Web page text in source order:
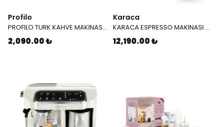
Profilo
PROFILO TURK KAHVE MAKINASI TKP 1005
2,090.00 ₺
Karaca
KARACA ESPRESSO MAKINASI HATIR PERFETTO ESPRESSO T.K.M. COPPER 8683650465904
12,190.00 ₺